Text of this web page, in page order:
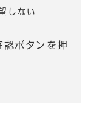
しない
認ボタンを押